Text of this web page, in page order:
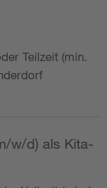
Teilzeit (min.
w/d) als Kita-